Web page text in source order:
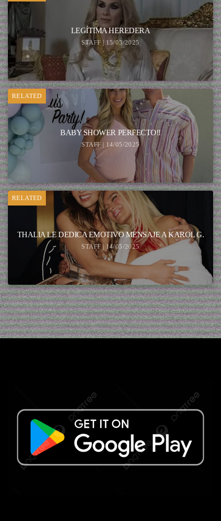
LEGÍTIMA HEREDERA
STAFF | 15/05/2025
RELATED
BABY SHOWER PERFECTO!!
STAFF | 14/05/2025
RELATED
THALIA LE DEDICA EMOTIVO MENSAJE A KAROL G.
STAFF | 14/05/2025